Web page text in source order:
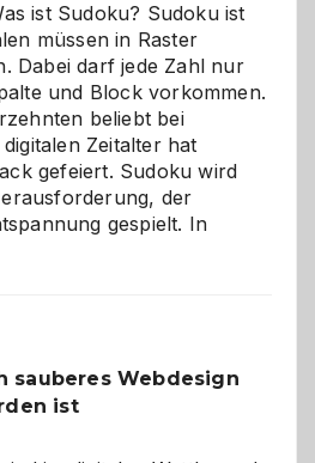
ist Sudoku? Sudoku ist
müssen in Raster
Dabei darf jede Zahl nur
und Block vorkommen.
beliebt bei
Zeitalter hat
gefeiert. Sudoku wird
der
gespielt. In
sauberes Webdesign
ist